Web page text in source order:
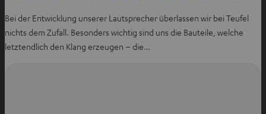
Bei der Entwicklung unserer Lautsprecher überlassen wir bei Teufel
nichts dem Zufall. Besonders wichtig sind uns die Bauteile, welche
letztendlich den Klang erzeugen – die…